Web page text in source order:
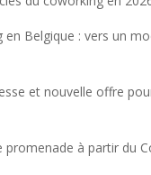
en Belgique : vers un
et nouvelle offre
promenade à partir du